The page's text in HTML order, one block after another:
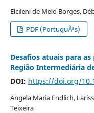
Elcileni de Melo Borges,
PDF (PortuguÃªs)
Desafios atuais para
Região Intermediária
DOI: https://doi.org/
Angela Maria Endlich,
Teixeira